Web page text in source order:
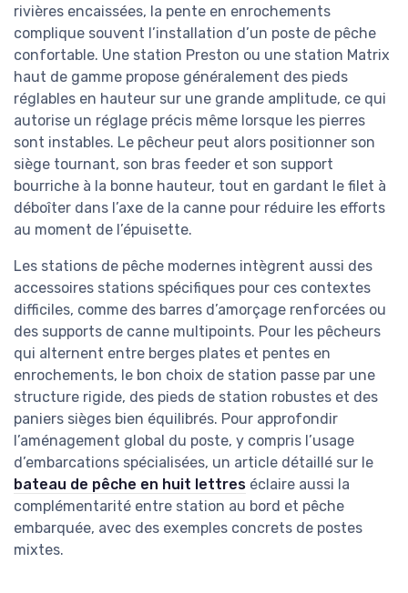
rivières encaissées, la pente en enrochements
complique souvent l’installation d’un poste de pêche
confortable. Une station Preston ou une station Matrix
haut de gamme propose généralement des pieds
réglables en hauteur sur une grande amplitude, ce qui
autorise un réglage précis même lorsque les pierres
sont instables. Le pêcheur peut alors positionner son
siège tournant, son bras feeder et son support
bourriche à la bonne hauteur, tout en gardant le filet à
déboîter dans l’axe de la canne pour réduire les efforts
au moment de l’épuisette.
Les stations de pêche modernes intègrent aussi des
accessoires stations spécifiques pour ces contextes
difficiles, comme des barres d’amorçage renforcées ou
des supports de canne multipoints. Pour les pêcheurs
qui alternent entre berges plates et pentes en
enrochements, le bon choix de station passe par une
structure rigide, des pieds de station robustes et des
paniers sièges bien équilibrés. Pour approfondir
l’aménagement global du poste, y compris l’usage
d’embarcations spécialisées, un article détaillé sur le
bateau de pêche en huit lettres éclaire aussi la
complémentarité entre station au bord et pêche
embarquée, avec des exemples concrets de postes
mixtes.